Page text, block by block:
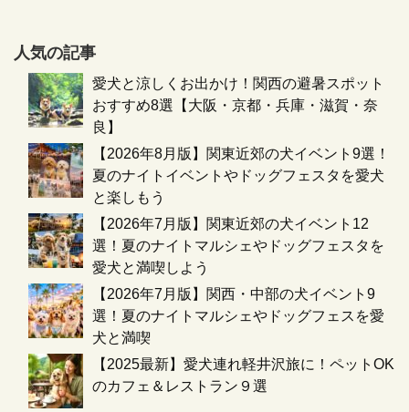
人気の記事
愛犬と涼しくお出かけ！関西の避暑スポット
おすすめ8選【大阪・京都・兵庫・滋賀・奈
良】
【2026年8月版】関東近郊の犬イベント9選！
夏のナイトイベントやドッグフェスタを愛犬
と楽しもう
【2026年7月版】関東近郊の犬イベント12
選！夏のナイトマルシェやドッグフェスタを
愛犬と満喫しよう
【2026年7月版】関西・中部の犬イベント9
選！夏のナイトマルシェやドッグフェスを愛
犬と満喫
【2025最新】愛犬連れ軽井沢旅に！ペットOK
のカフェ＆レストラン９選